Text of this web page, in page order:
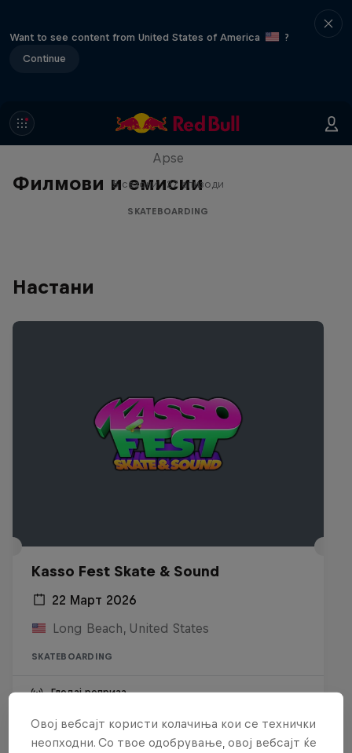
Want to see content from United States of America
?
Continue
Филмови и емисии
Skate Tales
Apse
5 сезони · 27 епизоди
SKATEBOARDING
Настани
Kasso Fest Skate & Sound
22 Март 2026
Long Beach, United States
SKATEBOARDING
Гледај реприза
Овој вебсајт користи колачиња кои се технички
неопходни. Со твое одобрување, овој вебсајт ќе